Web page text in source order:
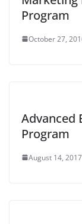
Program
October 27,
Advanced
Program
August 14, 2017